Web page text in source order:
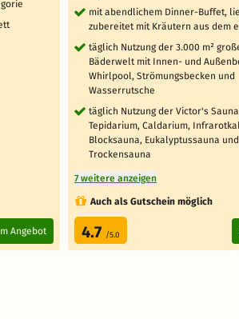
Angebot
mit abendlichem Dinner-Buffet,
zubereitet mit Kräutern aus dem
täglich Nutzung der 3.000 m²
Bäderwelt mit Innen- und
Whirlpool, Strömungsbecken und
Wasserrutsche
täglich Nutzung der Victor's
Tepidarium, Caldarium,
Blocksauna, Eukalyptussauna und
Trockensauna
7 weitere anzeigen
Auch als Gutschein möglich
4.7 /5.0